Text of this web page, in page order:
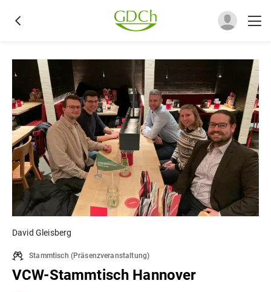
David Gleisberg
Stammtisch (Präsenzveranstaltung)
VCW-Stammtisch Hannover